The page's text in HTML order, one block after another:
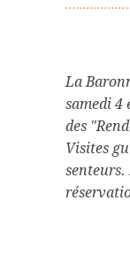
La
samedi 4
des
Visites
senteurs.